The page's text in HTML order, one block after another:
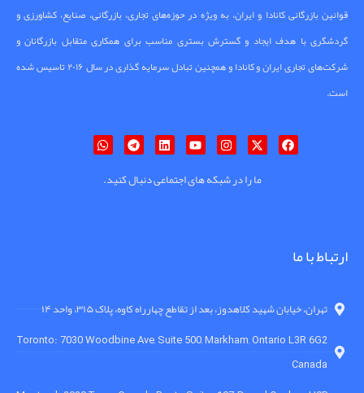
قوانین بازرگانی کانادا و ایران، به ویژه در حوزه‌های تجاری، بازرگانی، صنایع، کشاورزی و
گردشگری با هدف ایجاد و گسترش بستری مناسب برای همکاری متقابل بازرگانان و
شرکت‌های تجاری ایران و کانادا و همچنین تبادل سرمایه گذاری در سال ۲۰۱۶ تاسیس شده
است.
ما را در شبکه های اجتماعی دنبال کنید.
ارتباط با ما
تهران، خیابان شهید کلاهدوز، بعد از تقاطع چهارراه کاوه، پلاک ۳۱۵، واحد ۱۴
Toronto: 7030 Woodbine Ave, Suite 500, Markham, Ontario L3R 6G2
Canada